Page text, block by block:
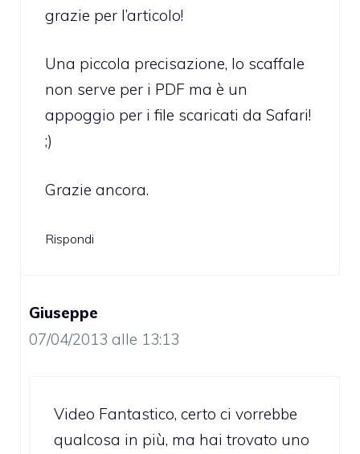
grazie per l’articolo!
Una piccola precisazione, lo scaffale
non serve per i PDF ma è un
appoggio per i file scaricati da Safari!
;)
Grazie ancora.
Rispondi
Giuseppe
07/04/2013 alle 13:13
Video Fantastico, certo ci vorrebbe
qualcosa in più, ma hai trovato uno